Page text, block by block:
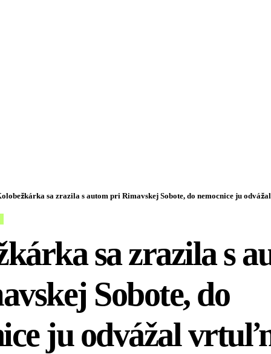
sa zrazila s autom pri Rimavskej Sobote, do nemocnice ju
sa zrazila s
Sobote, do
ju odvážal